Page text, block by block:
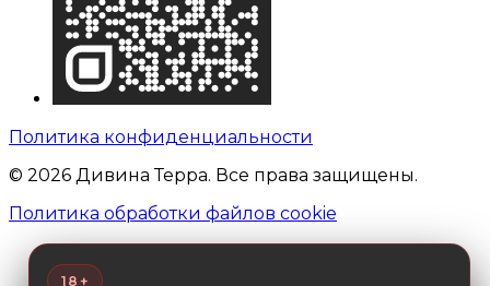
Политика конфиденциальности
© 2026 Дивина Терра. Все права защищены.
Политика обработки файлов cookie
18+